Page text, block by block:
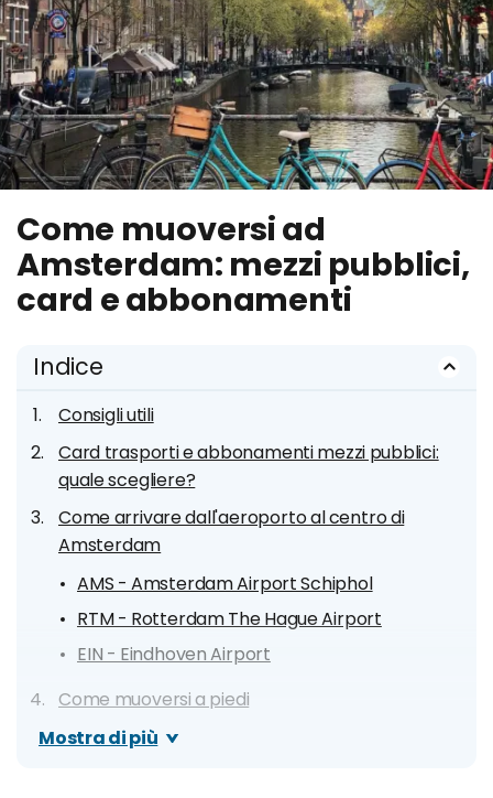
Come muoversi ad
Amsterdam: mezzi pubblici,
card e abbonamenti
Indice
Consigli utili
Card trasporti e abbonamenti mezzi pubblici:
quale scegliere?
Come arrivare dall'aeroporto al centro di
Amsterdam
AMS - Amsterdam Airport Schiphol
RTM - Rotterdam The Hague Airport
EIN - Eindhoven Airport
Come muoversi a piedi
Con i servizi sharing
Mostra di più